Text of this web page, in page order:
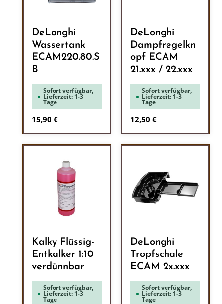
DeLonghi
Wassertank
ECAM220.80.S
B
Sofort verfügbar,
Lieferzeit: 1-3
Tage
Regulärer Preis:
15,90 €
DeLonghi
Dampfregelkn
opf ECAM
21.xxx / 22.xxx
Sofort verfügbar,
Lieferzeit: 1-3
Tage
Regulärer Preis:
12,50 €
Kalky Flüssig-
Entkalker 1:10
verdünnbar
Sofort verfügbar,
Lieferzeit: 1-3
Tage
DeLonghi
Tropfschale
ECAM 2x.xxx
Sofort verfügbar,
Lieferzeit: 1-3
Tage